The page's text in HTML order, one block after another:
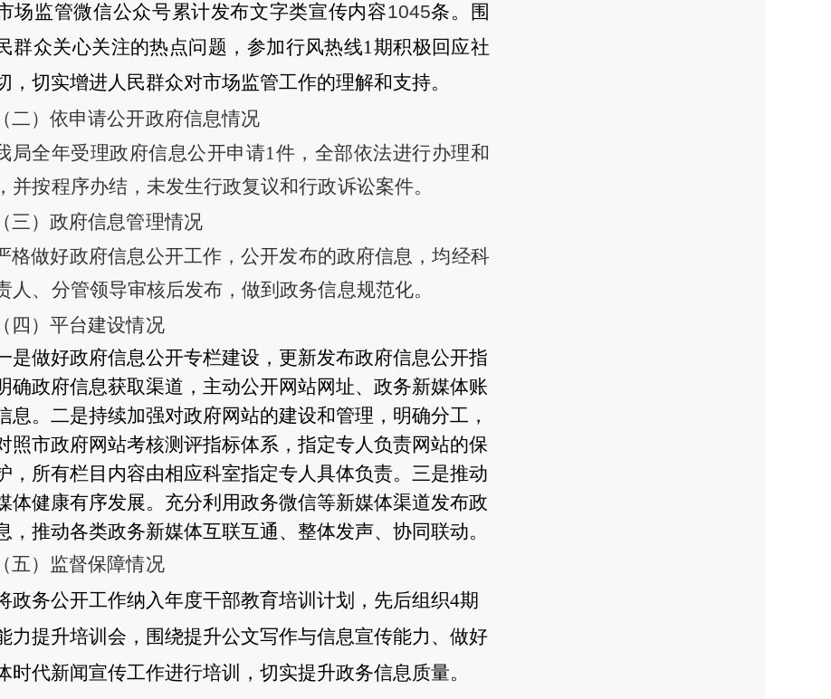
场监管微信公众号累计发布文字类宣传内容1045条。围
群众关心关注的热点问题，参加行风热线1期积极回应社
，切实增进人民群众对市场监管工作的理解和支持。
（二）依申请公开政府信息情况
局全年受理政府信息公开申请1件，全部依法进行办理和
并按程序办结，未发生行政复议和行政诉讼案件。
（三）政府信息管理情况
格做好政府信息公开工作，公开发布的政府信息，均经科
人、分管领导审核后发布，做到政务信息规范化。
（四）平台建设情况
是做好政府信息公开专栏建设，更新发布政府信息公开指
确政府信息获取渠道，主动公开网站网址、政务新媒体账
息。二是持续加强对政府网站的建设和管理，明确分工，
照市政府网站考核测评指标体系，指定专人负责网站的保
，所有栏目内容由相应科室指定专人具体负责。 三是推动
体健康有序发展。充分利用政务微信等新媒体渠道发布政
，推动各类政务新媒体互联互通、整体发声、协同联动。
（五）监督保障情况
政务公开工作纳入年度干部教育培训计划，先后组织4期
力提升培训会，围绕提升公文写作与信息宣传能力、做好
时代新闻宣传工作进行培训，切实提升政务信息质量。